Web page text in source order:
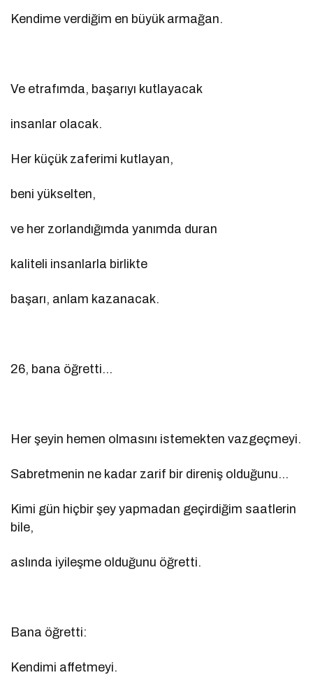
Kendime verdiğim en büyük armağan.
Ve etrafımda, başarıyı kutlayacak
insanlar olacak.
Her küçük zaferimi kutlayan,
beni yükselten,
ve her zorlandığımda yanımda duran
kaliteli insanlarla birlikte
başarı, anlam kazanacak.
26, bana öğretti…
Her şeyin hemen olmasını istemekten vazgeçmeyi.
Sabretmenin ne kadar zarif bir direniş olduğunu…
Kimi gün hiçbir şey yapmadan geçirdiğim saatlerin
bile,
aslında iyileşme olduğunu öğretti.
Bana öğretti:
Kendimi affetmeyi.